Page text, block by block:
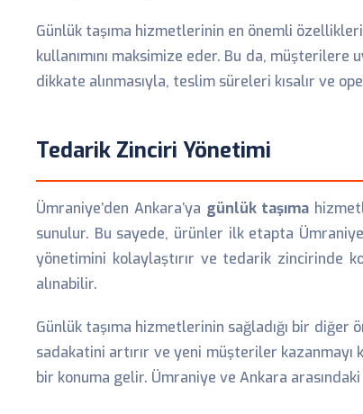
Günlük taşıma hizmetlerinin en önemli
kullanımını maksimize eder. Bu da,
dikkate alınmasıyla, teslim süreleri kısalır ve
Tedarik Zinciri Yönetimi
Ümraniye’den Ankara’ya günlük taşıma
sunulur. Bu sayede, ürünler ilk etapta
yönetimini kolaylaştırır ve tedarik zincirinde
alınabilir.
Günlük taşıma hizmetlerinin sağladığı bir
sadakatini artırır ve yeni müşteriler
bir konuma gelir. Ümraniye ve Ankara